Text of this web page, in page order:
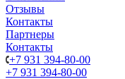
Отзывы
Контакты
Партнеры
Контакты
+7 931 394-80-00
+7 931 394-80-00